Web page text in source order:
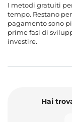
I metodi gratuiti
tempo. Restano
pagamento sono
prime fasi di
investire.
Hai